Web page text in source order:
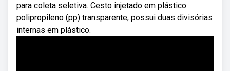
para coleta seletiva. Cesto injetado em plástico
polipropileno (pp) transparente, possui duas divisórias
internas em plástico.